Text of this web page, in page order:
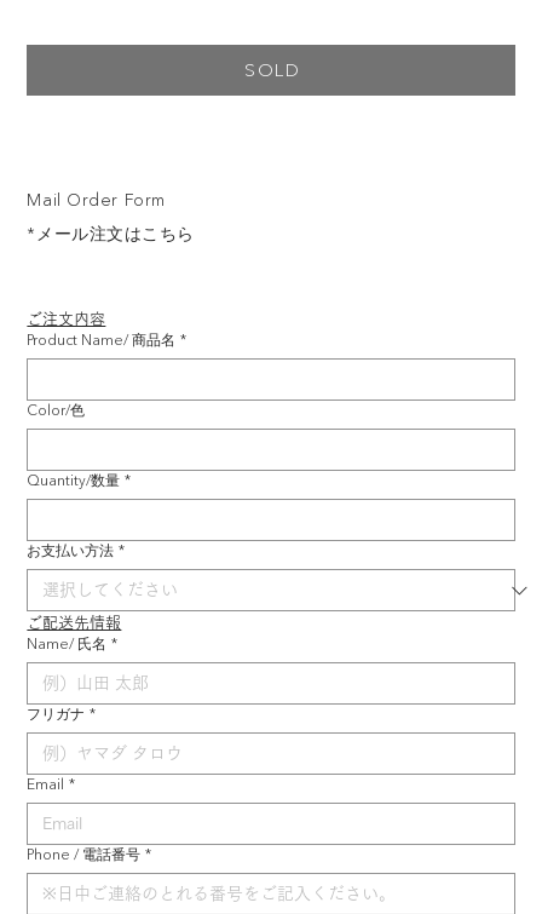
ご注文内容
Product Name/ 商品名 *
Color/色
Quantity/数量 *
お支払い方法 *
ご配送先情報
Name/ 氏名 *
フリガナ *
Email *
Phone / 電話番号 *
Mail Order Form
*メール注文はこちら
SOLD